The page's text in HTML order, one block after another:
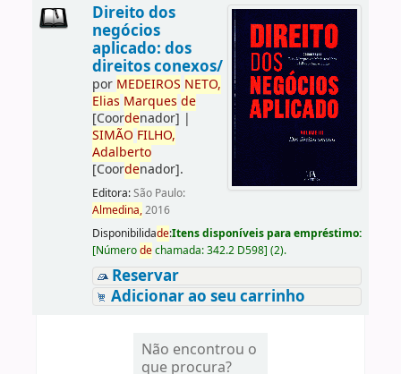
Direito dos
negócios
aplicado: dos
direitos conexos/
por MEDEIROS NETO,
Elias Marques de
[Coordenador] |
SIMÃO FILHO,
Adalberto
[Coordenador].
Editora:São Paulo:
Almedina,2016
Disponibilidade:Itens disponíveis para empréstimo:
[Númerodechamada:342.2 D598] (2).
Reservar
Adicionar ao seu carrinho
Não encontrou o
que procura?